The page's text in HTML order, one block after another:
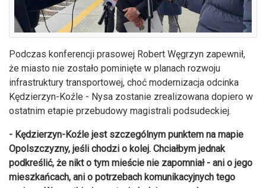
Podczas konferencji prasowej Robert Węgrzyn zapewnił,
że miasto nie zostało pominięte w planach rozwoju
infrastruktury transportowej, choć modernizacja odcinka
Kędzierzyn-Koźle - Nysa zostanie zrealizowana dopiero w
ostatnim etapie przebudowy magistrali podsudeckiej.
- Kędzierzyn-Koźle jest szczególnym punktem na mapie
Opolszczyzny, jeśli chodzi o kolej. Chciałbym jednak
podkreślić, że nikt o tym mieście nie zapomniał - ani o jego
mieszkańcach, ani o potrzebach komunikacyjnych tego